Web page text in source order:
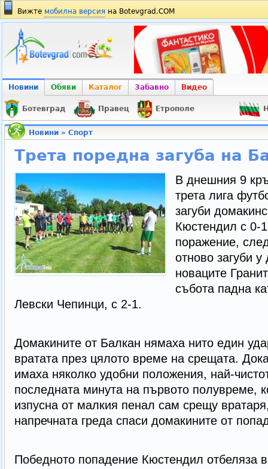
Вижте мобилна версия на Botevgrad.COM
Новини Обяви Каталог Забавно Видео
Ботевград Правец Етрополе
Новини» Спорт
Трета поредна загуба на
В днешния 9
трета лига
загуби
Кюстендил с 0-
поражение,
отново загуби
новаците
събота падна
Левски Чепинци, с 2-1.
Домакините от Балкан нямаха нито един
вратата през цялото време на срещата.
имаха няколко удобни положения, най-
последната минута на първото полувреме,
изпусна от малкия пенал сам срещу
напречната греда спаси домакините от
Победното попадение Кюстендил отбеляза